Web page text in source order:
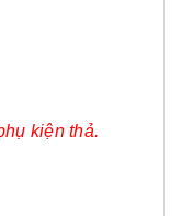
kiện thả.